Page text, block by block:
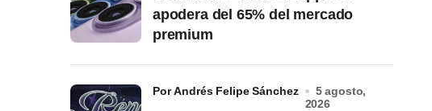
apodera del 65% del mercado
premium
por Andrés Felipe Sánchez
5 agosto,
2026